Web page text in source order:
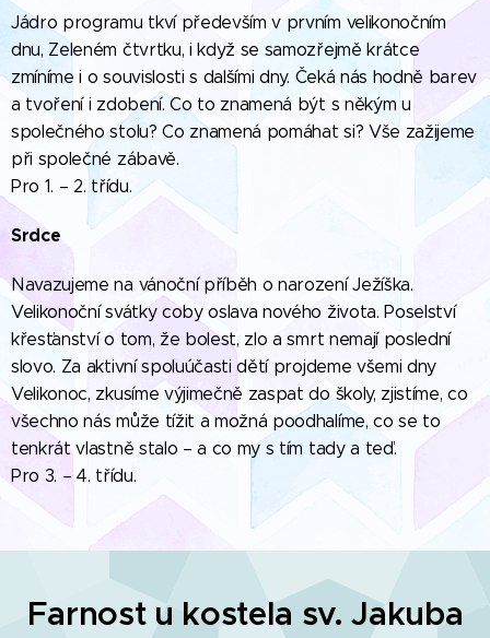
Jádro programu tkví především v prvním velikonočním
dnu, Zeleném čtvrtku, i když se samozřejmě krátce
zmíníme i o souvislosti s dalšími dny. Čeká nás hodně barev
a tvoření i zdobení. Co to znamená být s někým u
společného stolu? Co znamená pomáhat si? Vše zažijeme
při společné zábavě.
Pro 1. – 2. třídu.
Srdce
Navazujeme na vánoční příběh o narození Ježíška.
Velikonoční svátky coby oslava nového života. Poselství
křesťanství o tom, že bolest, zlo a smrt nemají poslední
slovo. Za aktivní spoluúčasti dětí projdeme všemi dny
Velikonoc, zkusíme výjimečně zaspat do školy, zjistíme, co
všechno nás může tížit a možná poodhalíme, co se to
tenkrát vlastně stalo – a co my s tím tady a teď.
Pro 3. – 4. třídu.
Farnost u kostela sv. Jakuba